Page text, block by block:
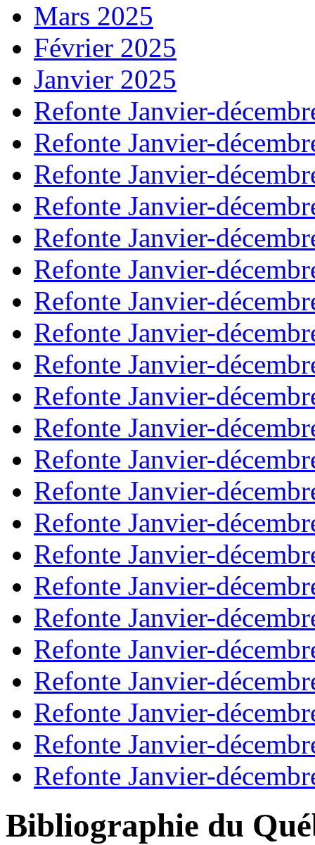
Mars 2025
Février 2025
Janvier 2025
Refonte Janvier-
Refonte Janvier-
Refonte Janvier-
Refonte Janvier-
Refonte Janvier-
Refonte Janvier-
Refonte Janvier-
Refonte Janvier-
Refonte Janvier-
Refonte Janvier-
Refonte Janvier-
Refonte Janvier-
Refonte Janvier-
Refonte Janvier-
Refonte Janvier-
Refonte Janvier-
Refonte Janvier-
Refonte Janvier-
Refonte Janvier-
Refonte Janvier-
Refonte Janvier-
Refonte Janvier-
Bibliographie du